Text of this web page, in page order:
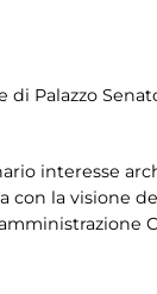
di Palazzo
interesse
con la visione